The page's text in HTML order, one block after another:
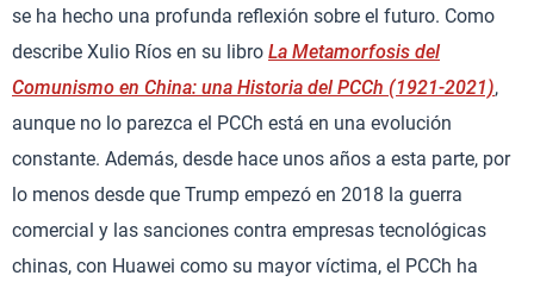
se ha hecho una profunda reflexión sobre el futuro. Como
describe Xulio Ríos en su libro La Metamorfosis del
Comunismo en China: una Historia del PCCh (1921-2021),
aunque no lo parezca el PCCh está en una evolución
constante. Además, desde hace unos años a esta parte, por
lo menos desde que Trump empezó en 2018 la guerra
comercial y las sanciones contra empresas tecnológicas
chinas, con Huawei como su mayor víctima, el PCCh ha